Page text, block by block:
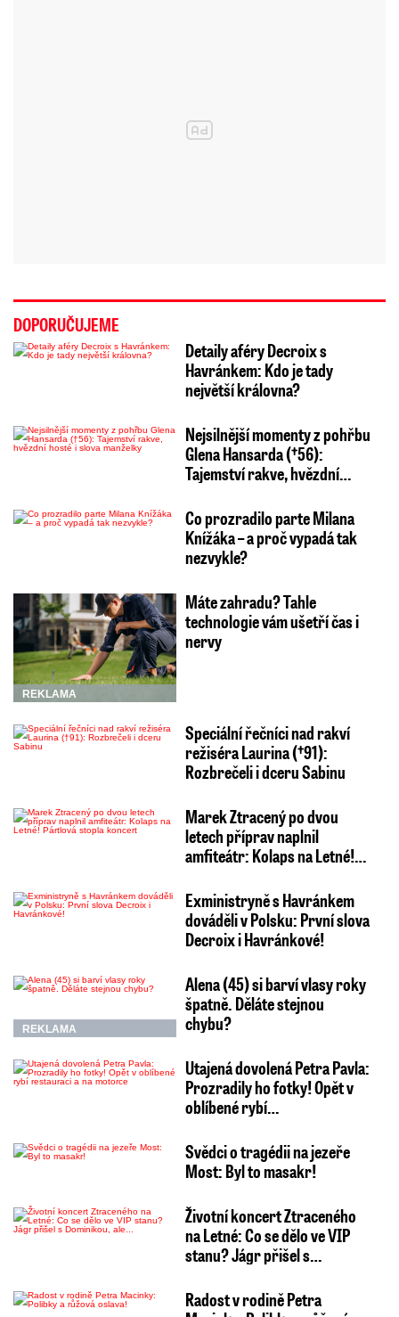
DOPORUČUJEME
Detaily aféry Decroix s
Havránkem: Kdo je tady
největší královna?
Nejsilnější momenty z pohřbu
Glena Hansarda (†56):
Tajemství rakve, hvězdní…
Co prozradilo parte Milana
Knížáka – a proč vypadá tak
nezvykle?
REKLAMA
Máte zahradu? Tahle
technologie vám ušetří čas i
nervy
Speciální řečníci nad rakví
režiséra Laurina (†91):
Rozbrečeli i dceru Sabinu
Marek Ztracený po dvou
letech příprav naplnil
amfiteátr: Kolaps na Letné!…
Exministryně s Havránkem
dováděli v Polsku: První slova
Decroix i Havránkové!
REKLAMA
Alena (45) si barví vlasy roky
špatně. Děláte stejnou
chybu?
Utajená dovolená Petra Pavla:
Prozradily ho fotky! Opět v
oblíbené rybí…
Svědci o tragédii na jezeře
Most: Byl to masakr!
Životní koncert Ztraceného
na Letné: Co se dělo ve VIP
stanu? Jágr přišel s…
Radost v rodině Petra